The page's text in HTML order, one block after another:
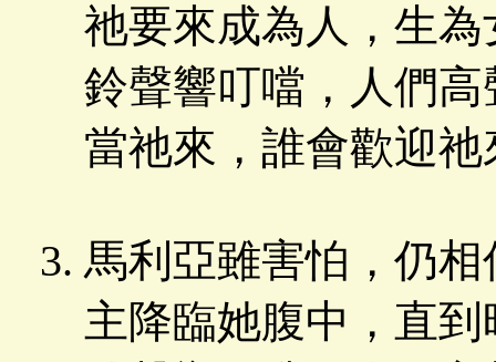
祂要來成為人，生
鈴聲響叮噹，人們
當祂來，誰會歡迎祂
馬利亞雖害怕，仍
主降臨她腹中，直